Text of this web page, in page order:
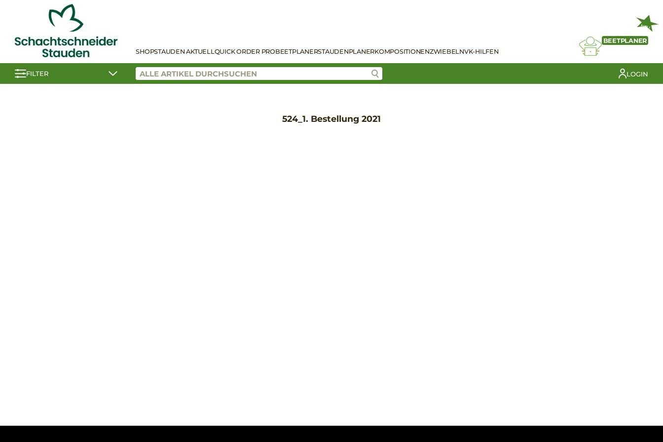
SHOPSTAUDEN AKTUELLQUICK ORDER PROBEETPLANERSTAUDENPLANERKOMPOSITIONENZWIEBELNVK-HILFEN
NEU
BEETPLANER
FILTER LOGIN
524_1. Bestellung 2021